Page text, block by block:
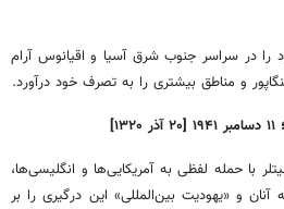
را در سراسر جنوب شرق آسیا و اقیانوس آرام
و مناطق بیشتری را به تصرف خود درآورد.
با حمله لفظی به آمریکایی‌ها و انگلیسی‌ها،
و «یهودیت بین‌المللی» این درگیری را بر